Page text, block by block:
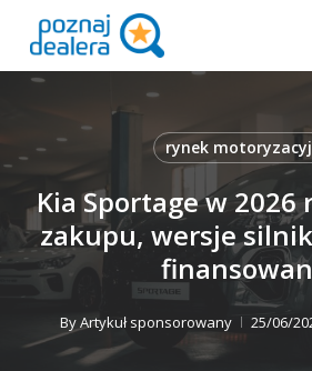
main
rynek
Kia Sportage w 2026
zakupu, wersje
ByArtykuł sponsorowany 25/06/